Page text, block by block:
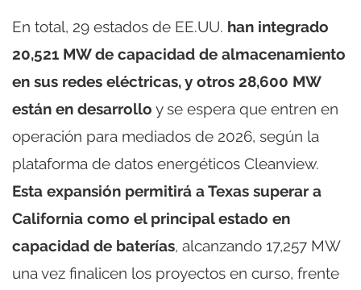
En total, 29 estados de EE.UU. han integrado
20,521 MW de capacidad de almacenamiento
en sus redes eléctricas, y otros 28,600 MW
están en desarrollo y se espera que entren en
operación para mediados de 2026, según la
plataforma de datos energéticos Cleanview.
Esta expansión permitirá a Texas superar a
California como el principal estado en
capacidad de baterías, alcanzando 17,257 MW
una vez finalicen los proyectos en curso, frente